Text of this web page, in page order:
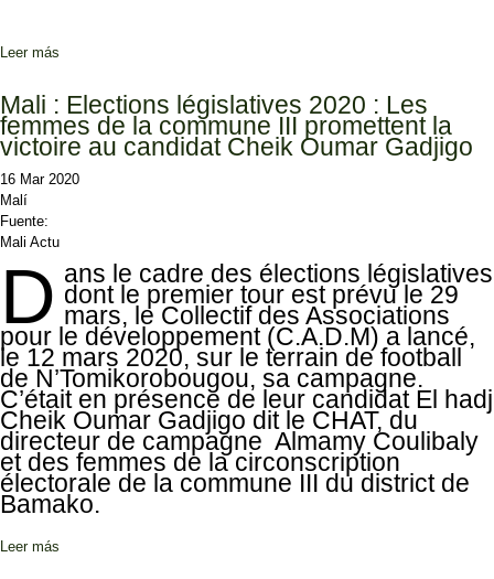
Leer más
Mali : Elections législatives 2020 : Les
femmes de la commune III promettent la
victoire au candidat Cheik Oumar Gadjigo
16 Mar 2020
Malí
Fuente:
Mali Actu
D ans le cadre des élections législatives
dont le premier tour est prévu le 29
mars, le Collectif des Associations
pour le développement (C.A.D.M) a lancé,
le 12 mars 2020, sur le terrain de football
de N’Tomikorobougou, sa campagne.
C’était en présence de leur candidat El hadj
Cheik Oumar Gadjigo dit le CHAT, du
directeur de campagne Almamy Coulibaly
et des femmes de la circonscription
électorale de la commune III du district de
Bamako.
Leer más